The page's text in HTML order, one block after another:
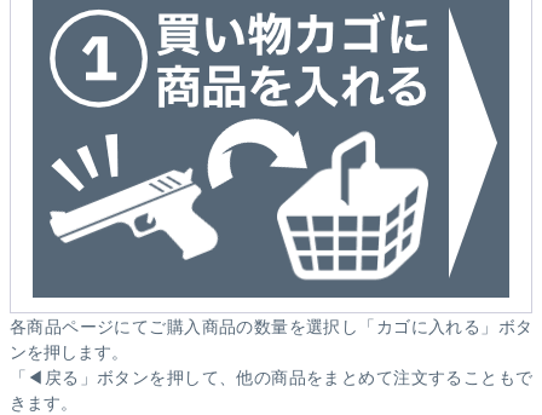
各商品ページにてご購入商品の数量を選択し「カゴに入れる」ボタ
ンを押します。
「◀戻る」ボタンを押して、他の商品をまとめて注文することもで
きます。